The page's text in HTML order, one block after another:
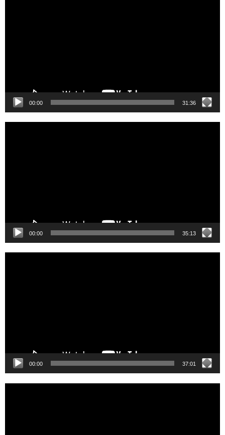
00:00 31:36
00:00 35:13
00:00 37:01